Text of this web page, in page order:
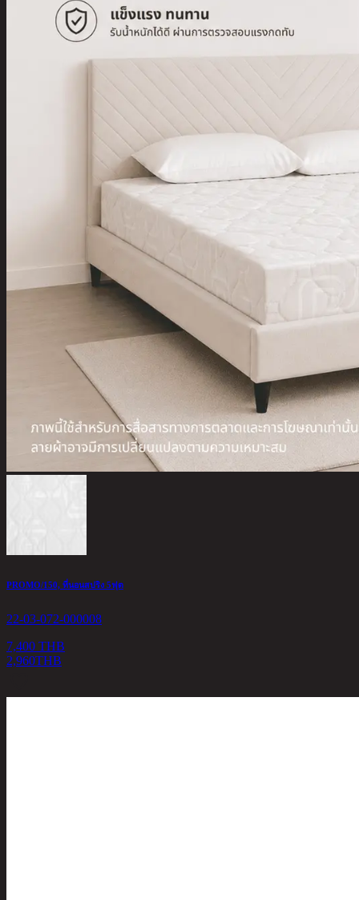
PROMO/150, ที่นอนสปริง 5ฟุต
22-03-072-000008
7,400 THB
2,960THB